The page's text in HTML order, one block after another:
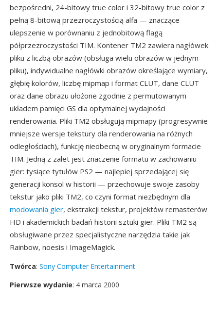
bezpośredni, 24-bitowy true color i 32-bitowy true color z
pełną 8-bitową przezroczystością alfa — znaczące
ulepszenie w porównaniu z jednobitową flagą
półprzezroczystości TIM. Kontener TM2 zawiera nagłówek
pliku z liczbą obrazów (obsługa wielu obrazów w jednym
pliku), indywidualne nagłówki obrazów określające wymiary,
głębię kolorów, liczbę mipmap i format CLUT, dane CLUT
oraz dane obrazu ułożone zgodnie z permutowanym
układem pamięci GS dla optymalnej wydajności
renderowania. Pliki TM2 obsługują mipmapy (progresywnie
mniejsze wersje tekstury dla renderowania na różnych
odległościach), funkcję nieobecną w oryginalnym formacie
TIM. Jedną z zalet jest znaczenie formatu w zachowaniu
gier: tysiące tytułów PS2 — najlepiej sprzedającej się
generacji konsol w historii — przechowuje swoje zasoby
tekstur jako pliki TM2, co czyni format niezbędnym dla
modowania gier, ekstrakcji tekstur, projektów remasterów
HD i akademickich badań historii sztuki gier. Pliki TM2 są
obsługiwane przez specjalistyczne narzędzia takie jak
Rainbow, noesis i ImageMagick.
Twórca: Sony Computer Entertainment
Pierwsze wydanie: 4 marca 2000